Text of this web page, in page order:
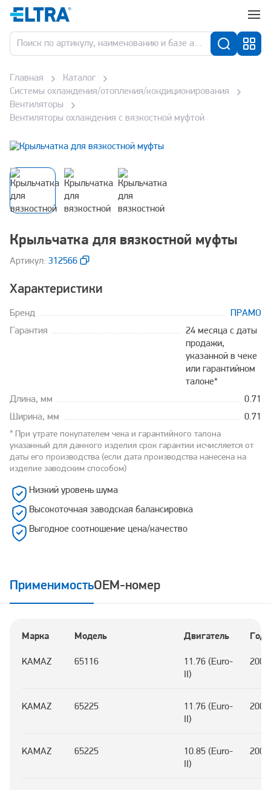
Главная
Каталог
Системы охлаждения/отопления/кондиционирования
Вентиляторы
Вентиляторы охлаждения с вязкостной муфтой
Крыльчатка для вязкостной муфты
Aртикул: 312566
Характеристики
Бренд
ПРАМО
Гарантия
24 месяца с даты
продажи,
указанной в чеке
или гарантийном
талоне*
Длина, мм
0.71
Ширина, мм
0.71
* При утрате покупателем чека и гарантийного талона
указанный для данного изделия срок гарантии исчисляется от
даты его производства (если дата производства нанесена на
изделие заводским способом)
Низкий уровень шума
Высокоточная заводская балансировка
Выгодное соотношение цена/качество
ПрименимостьOEM-номер
Марка Модель Двигатель Год
KAMAZ 65116
11.76 (Euro-
II)
KAMAZ 65225
11.76 (Euro-
II)
KAMAZ 65225
10.85 (Euro-
II)